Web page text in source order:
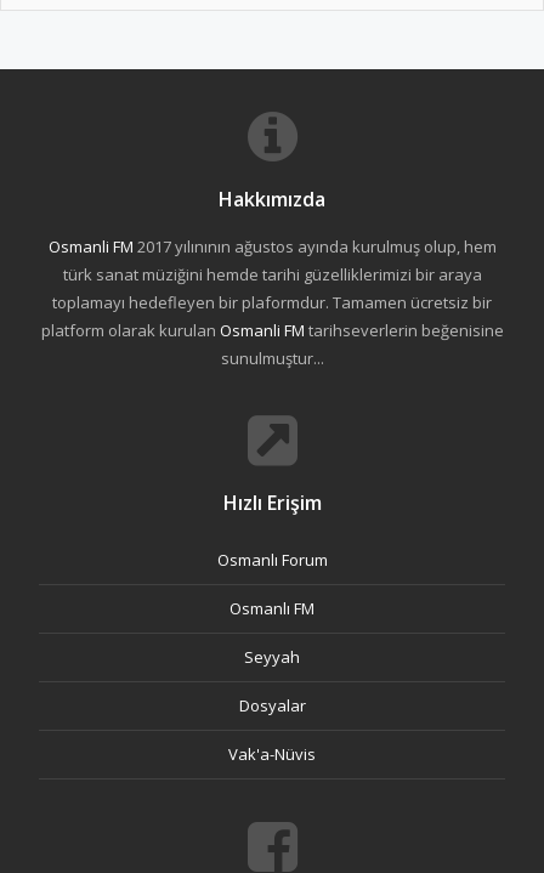
Hakkımızda
Osmanli FM 2017 yılınının ağustos ayında kurulmuş olup, hem
türk sanat müziğini hemde tarihi güzelliklerimizi bir araya
toplamayı hedefleyen bir plaformdur. Tamamen ücretsiz bir
platform olarak kurulan Osmanli FM tarihseverlerin beğenisine
sunulmuştur...
Hızlı Erişim
Osmanlı Forum
Osmanlı FM
Seyyah
Dosyalar
Vak'a-Nüvis